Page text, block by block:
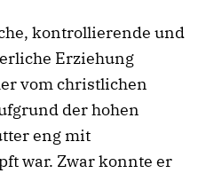
kontrollierende und
Erziehung
vom christlichen
der hohen
eng mit
war. Zwar konnte er